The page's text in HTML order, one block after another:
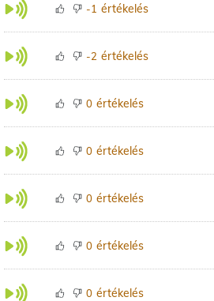
-1 értékelés
-2 értékelés
0 értékelés
0 értékelés
0 értékelés
0 értékelés
0 értékelés